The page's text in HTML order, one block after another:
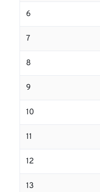
6
7
8
9
10
11
12
13